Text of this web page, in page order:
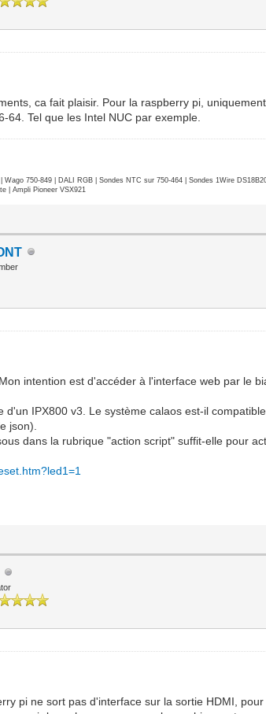
ca fait plaisir. Pour la raspberry pi,
64. Tel que les Intel NUC par exemple.
750-849 | DALI RGB | Sondes NTC sur 750-464 | Sondes 1Wire
| Ampli Pioneer VSX921
intention est d'accéder à l'interface web par le
d'un IPX800 v3. Le système calaos est-il
json).
dans la rubrique "action script" suffit-elle pour
pi ne sort pas d'interface sur la sortie HDMI,